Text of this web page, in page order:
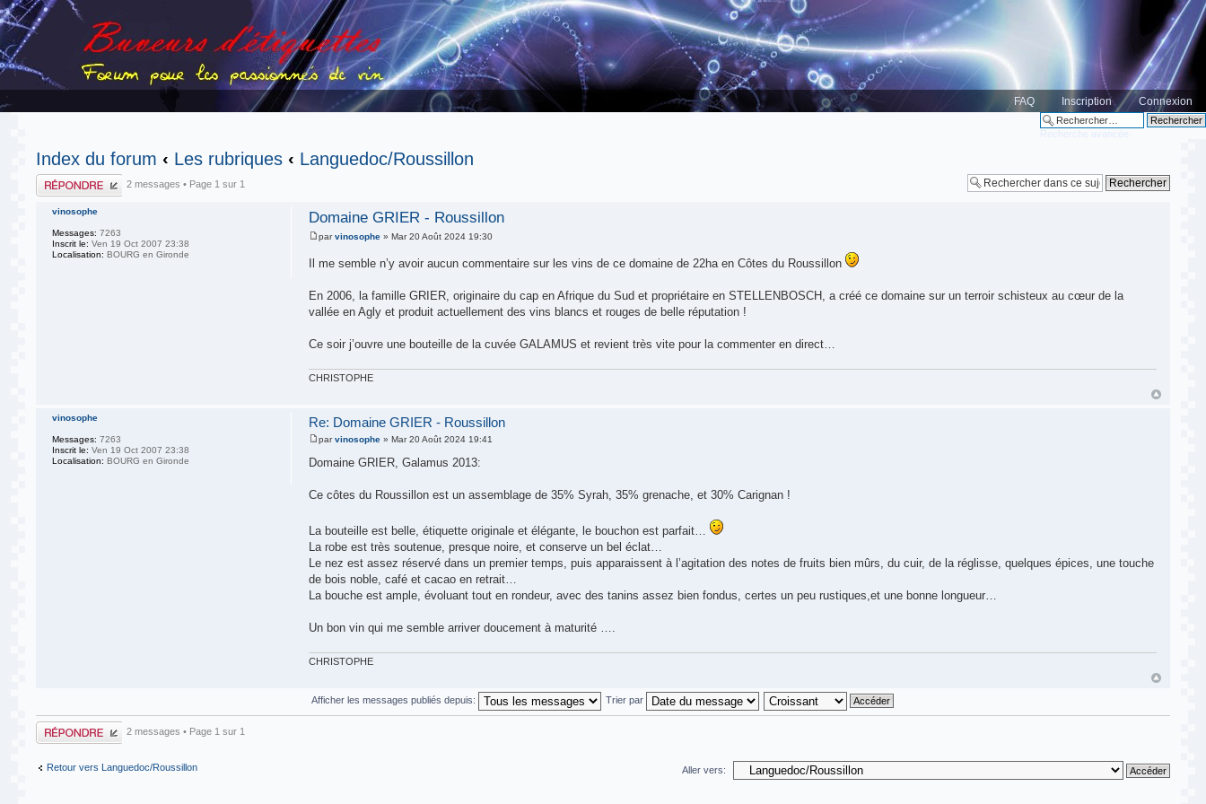
FAQ Inscription Connexion
Recherche avancée
Index du forum ‹ Les rubriques ‹ Languedoc/Roussillon
Publier une
réponse
2 messages • Page 1 sur 1
Domaine GRIER - Roussillon
parvinosophe» Mar 20 Août 2024 19:30
Il me semble n’y avoir aucun commentaire sur les vins de ce domaine de 22ha en Côtes du Roussillon
En 2006, la famille GRIER, originaire du cap en Afrique du Sud et propriétaire en STELLENBOSCH, a créé ce domaine sur un terroir schisteux au cœur de la
vallée en Agly et produit actuellement des vins blancs et rouges de belle réputation !
Ce soir j’ouvre une bouteille de la cuvée GALAMUS et revient très vite pour la commenter en direct…
CHRISTOPHE
vinosophe
Messages: 7263
Inscrit le: Ven 19 Oct 2007 23:38
Localisation: BOURG en Gironde
Re: Domaine GRIER - Roussillon
parvinosophe» Mar 20 Août 2024 19:41
Domaine GRIER, Galamus 2013:
Ce côtes du Roussillon est un assemblage de 35% Syrah, 35% grenache, et 30% Carignan !
La bouteille est belle, étiquette originale et élégante, le bouchon est parfait…
La robe est très soutenue, presque noire, et conserve un bel éclat…
Le nez est assez réservé dans un premier temps, puis apparaissent à l’agitation des notes de fruits bien mûrs, du cuir, de la réglisse, quelques épices, une touche
de bois noble, café et cacao en retrait…
La bouche est ample, évoluant tout en rondeur, avec des tanins assez bien fondus, certes un peu rustiques,et une bonne longueur…
Un bon vin qui me semble arriver doucement à maturité ….
CHRISTOPHE
vinosophe
Messages: 7263
Inscrit le: Ven 19 Oct 2007 23:38
Localisation: BOURG en Gironde
Afficher les messages publiés depuis: Trier par
Publier une
réponse
2 messages • Page 1 sur 1
Retour vers Languedoc/Roussillon Aller vers: